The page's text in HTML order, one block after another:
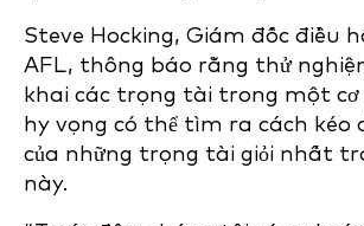
Steve Hocking, Giám đốc điều
AFL, thông báo rằng thử
khai các trọng tài trong một cơ
hy vọng có thể tìm ra cách kéo
của những trọng tài giỏi nhất
này.